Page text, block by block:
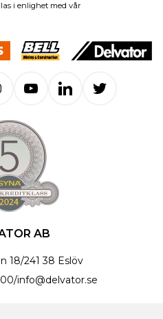
i enlighet med vår
AB
18/241 38 Eslöv
/info@delvator.se